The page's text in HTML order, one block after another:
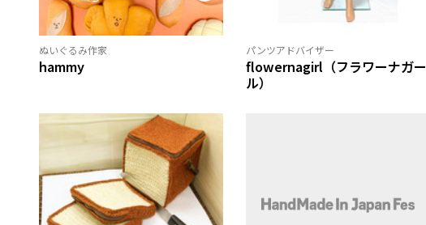
ぬいぐるみ作家
hammy
パンツアドバイザー
flowernagirl（フラワーナガー
ル）